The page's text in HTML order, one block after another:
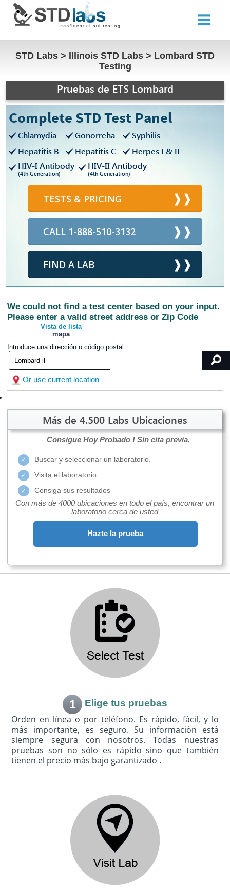
STD Labs > Illinois STD Labs > Lombard STD
Testing
Pruebas de ETS Lombard
Complete STD Test Panel
Chlamydia Gonorreha
Syphilis
Hepatitis B
Hepatitis C
Herpes I & II
HIV-I Antibody
(4th Generation)
HIV-II Antibody
(4th Generation)
TESTS & PRICING
CALL 1-888-510-3132
FIND A LAB
We could not find a test center based on your input.
Please enter a valid street address or Zip Code
Vista de lista
mapa
Introduce una dirección o código postal.
Or use current location
Más de 4.500 Labs Ubicaciones
Consigue Hoy Probado ! Sin cita previa.
Buscar y seleccionar un laboratorio.
Visita el laboratorio
Consiga sus resultados
Con más de 4000 ubicaciones en todo el país, encontrar un
laboratorio cerca de usted
Hazte la prueba
1 Elige tus pruebas
Orden en línea o por teléfono. Es rápido, fácil, y lo
más importante, es seguro. Su información está
siempre segura con nosotros. Todas nuestras
pruebas son no sólo es rápido sino que también
tienen el precio más bajo garantizado .